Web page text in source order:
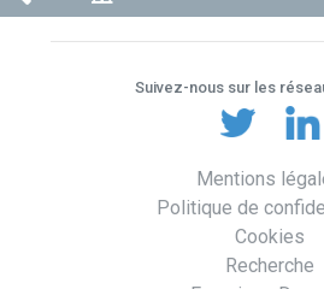
Suivez-nous sur les
Mentions
Politique de
Cookies
Recherche